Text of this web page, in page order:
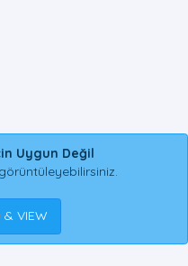
Uygun Değil
VIEW